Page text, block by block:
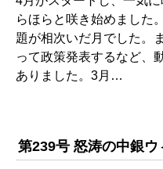
らほらと咲き始めました
題が相次いだ月でした。
って政策発表するなど、
ありました。3月…
第239号 怒涛の中銀ウ